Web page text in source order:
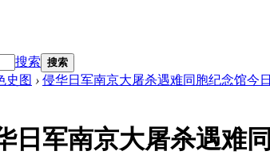
搜索 搜索
史图 › 侵华日军南京大屠杀遇难同胞纪念馆今
日军南京大屠杀遇难